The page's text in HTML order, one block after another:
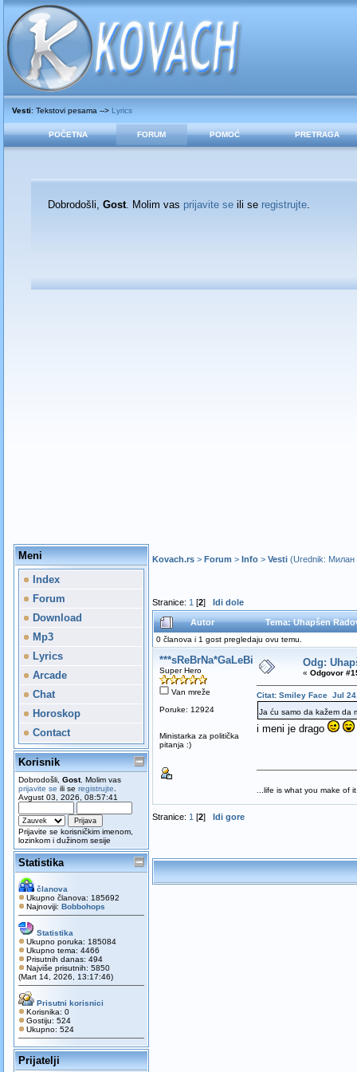
Vesti: Tekstovi pesama --> Lyrics
POČETNA FORUM POMOĆ PRETRAGA
Dobrodošli, Gost. Molim vas prijavite seili se registrujte.
Meni
Index
Forum
Download
Mp3
Lyrics
Arcade
Chat
Horoskop
Contact
Korisnik
Dobrodošli, Gost. Molim vas
prijavite se ili se registrujte
Avgust 03, 2026, 08:57:41
Prijavite se korisničkim imenom,
lozinkom i dužinom sesije
Statistika
članova
Ukupno članova: 185692
Najnoviji: Bobbohops
Statistika
Ukupno poruka: 185084
Ukupno tema: 4466
Prisutnih danas: 494
Najviše prisutnih: 5850
(Mart 14, 2026, 13:17:46)
Prisutni korisnici
Korisnika: 0
Gostiju: 524
Ukupno: 524
Prijatelji
Kovach.rs> Forum > Info> Vesti(Urednik: Милан
Stranice: 1 [2] Idi dole
Autor Tema: Uhapšen
0 članova i 1 gost pregledaju ovu temu.
***sReBrNa*GaLeBiCa***
Super Hero
Van mreže
Poruke: 12924
Ministarka za politička
pitanja :)
Odg:
« Odgovor
Citat: Smiley Face Jul
Ja ću samo da kažem da
i meni je drago
...life is what you make of
Stranice: 1 [2] Idi gore